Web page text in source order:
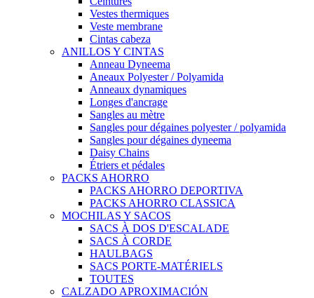
Vestes thermiques
Veste membrane
Cintas cabeza
ANILLOS Y CINTAS
Anneau Dyneema
Aneaux Polyester / Polyamida
Anneaux dynamiques
Longes d'ancrage
Sangles au mètre
Sangles pour dégaines polyester / polyamida
Sangles pour dégaines dyneema
Daisy Chains
Étriers et pédales
PACKS AHORRO
PACKS AHORRO DEPORTIVA
PACKS AHORRO CLASSICA
MOCHILAS Y SACOS
SACS À DOS D'ESCALADE
SACS À CORDE
HAULBAGS
SACS PORTE-MATÉRIELS
TOUTES
CALZADO APROXIMACIÓN